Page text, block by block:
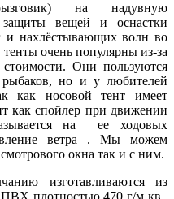
на надувную
защиты вещей и оснастки
и нахлёстывающих волн во
очень популярны из-за
Они пользуются
но и у любителей
как носовой тент имеет
как спойлер при движении
на ее ходовых
ветра . Мы можем
окна так и с ним.
изготавливаются из